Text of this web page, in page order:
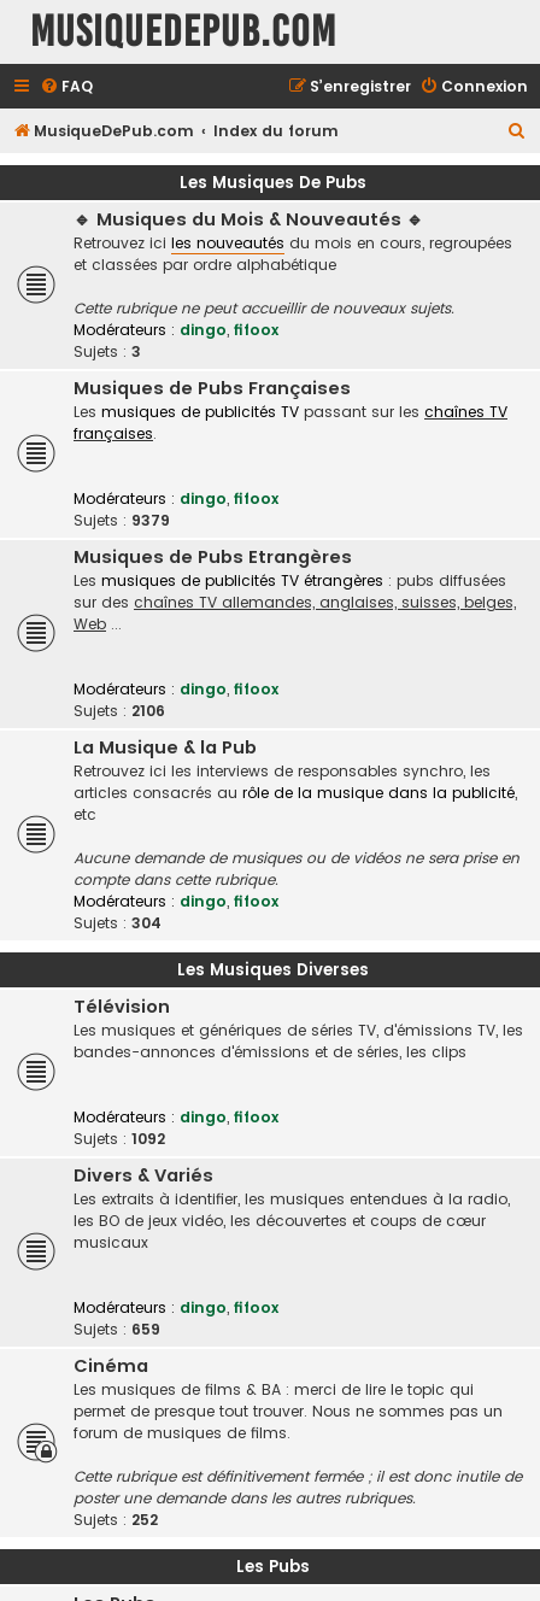
MusiqueDePub.com
FAQ Connexion
S’enregistrer
MusiqueDePub.com Index du forum
e
Les Musiques De Pubs
🔹 Musiques du Mois & Nouveautés 🔹
Retrouvez ici les nouveautés du mois en cours, regroupées
et classées par ordre alphabétique
Cette rubrique ne peut accueillir de nouveaux sujets.
Modérateurs : dingo, fifoox
Sujets : 3
Musiques de Pubs Françaises
Les musiques de publicités TV passant sur les chaînes TV
françaises.
Modérateurs : dingo, fifoox
Sujets : 9379
Musiques de Pubs Etrangères
Les musiques de publicités TV étrangères : pubs diffusées
sur des chaînes TV allemandes, anglaises, suisses, belges,
Web ...
Modérateurs : dingo, fifoox
Sujets : 2106
La Musique & la Pub
Retrouvez ici les interviews de responsables synchro, les
articles consacrés au rôle de la musique dans la publicité,
etc
Aucune demande de musiques ou de vidéos ne sera prise en
compte dans cette rubrique.
Modérateurs : dingo, fifoox
Sujets : 304
Les Musiques Diverses
Télévision
Les musiques et génériques de séries TV, d'émissions TV, les
bandes-annonces d'émissions et de séries, les clips
Modérateurs : dingo, fifoox
Sujets : 1092
Divers & Variés
Les extraits à identifier, les musiques entendues à la radio,
les BO de jeux vidéo, les découvertes et coups de cœur
musicaux
Modérateurs : dingo, fifoox
Sujets : 659
Cinéma
Les musiques de films & BA : merci de lire le topic qui
permet de presque tout trouver. Nous ne sommes pas un
forum de musiques de films.
Cette rubrique est définitivement fermée ; il est donc inutile de
poster une demande dans les autres rubriques.
Sujets : 252
Les Pubs